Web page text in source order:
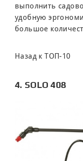
выполнить
удобную
большое
Назад к ТОП-10
4. SOLO 408